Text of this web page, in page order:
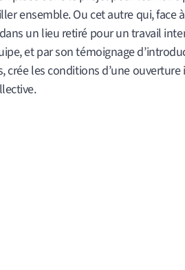
ensemble. Ou cet autre qui, face
un lieu retiré pour un travail
et par son témoignage
crée les conditions d’une